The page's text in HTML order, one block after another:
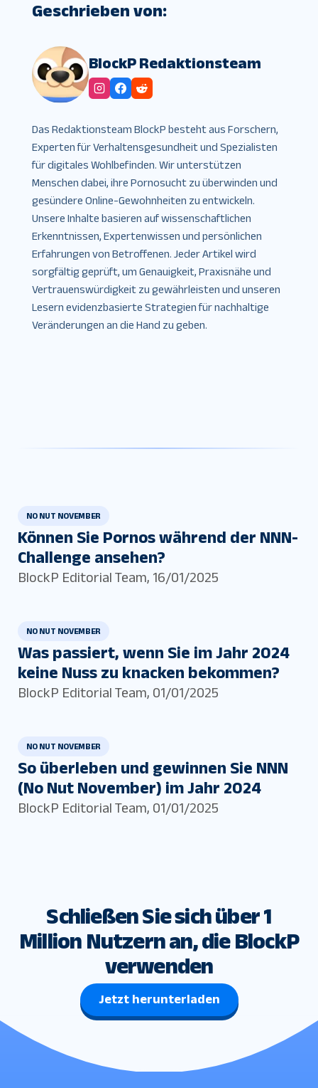
Geschrieben von:
BlockP Redaktionsteam
Das Redaktionsteam BlockP besteht aus Forschern,
Experten für Verhaltensgesundheit und Spezialisten
für digitales Wohlbefinden. Wir unterstützen
Menschen dabei, ihre Pornosucht zu überwinden und
gesündere Online-Gewohnheiten zu entwickeln.
Unsere Inhalte basieren auf wissenschaftlichen
Erkenntnissen, Expertenwissen und persönlichen
Erfahrungen von Betroffenen. Jeder Artikel wird
sorgfältig geprüft, um Genauigkeit, Praxisnähe und
Vertrauenswürdigkeit zu gewährleisten und unseren
Lesern evidenzbasierte Strategien für nachhaltige
Veränderungen an die Hand zu geben.
NO NUT NOVEMBER
Können Sie Pornos während der NNN-
Challenge ansehen?
BlockP Editorial Team, 16/01/2025
NO NUT NOVEMBER
Was passiert, wenn Sie im Jahr 2024
keine Nuss zu knacken bekommen?
BlockP Editorial Team, 01/01/2025
NO NUT NOVEMBER
So überleben und gewinnen Sie NNN
(No Nut November) im Jahr 2024
BlockP Editorial Team, 01/01/2025
Schließen Sie sich über 1
Million Nutzern an, die BlockP
verwenden
Jetzt herunterladen